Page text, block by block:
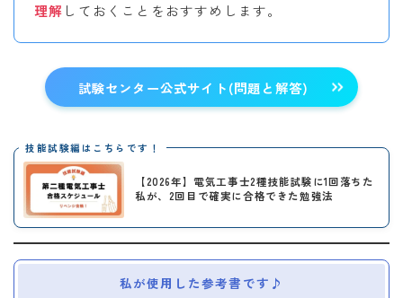
理解 しておくことをおすすめします。
試験センター公式サイト(問題と解答)
技能試験編はこちらです！
【2026年】電気工事士2種技能試験に1回落ちた
私が、2回目で確実に合格できた勉強法
私が使用した参考書です♪